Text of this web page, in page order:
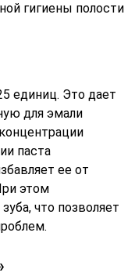
гигиены полости
единиц. Это дает
для эмали
паста
ее от
этом
что позволяет